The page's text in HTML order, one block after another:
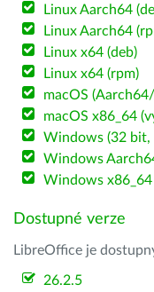
Linux Aarch64
Linux Aarch64
Linux x64 (deb)
Linux x64 (rpm)
macOS
macOS x86_64
Windows (32 bit,
Windows
Windows x86_64
Dostupné verze
LibreOffice je
26.2.5